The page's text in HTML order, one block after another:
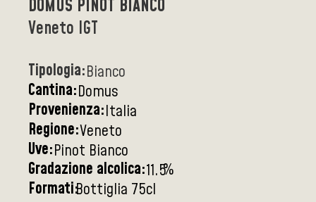
DOMUS PINOT BIANCO
Veneto IGT
Tipologia:Bianco
Cantina:Domus
Provenienza:Italia
Regione:Veneto
Uve:Pinot Bianco
Gradazione alcolica:11.5%
Formati:Bottiglia 75cl